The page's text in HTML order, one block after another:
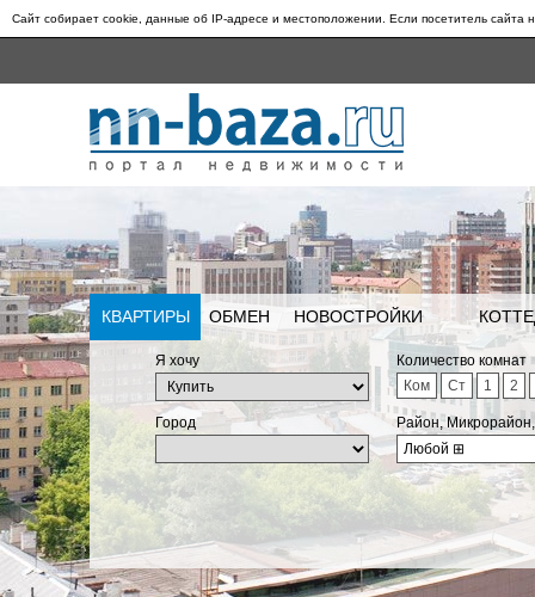
Сайт собирает cookie, данные об IP-адресе и местоположении. Если посетитель сайта
КВАРТИРЫ ОБМЕН НОВОСТРОЙКИ
Я хочу
Количество комнат
Ком
Ст 1 2
Город
Район,
Любой ⊞